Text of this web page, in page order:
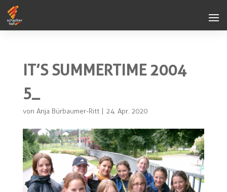
IT’S SUMMERTIME 2004
5_
von Anja Bürbaumer-Ritt| 24. Apr. 2020